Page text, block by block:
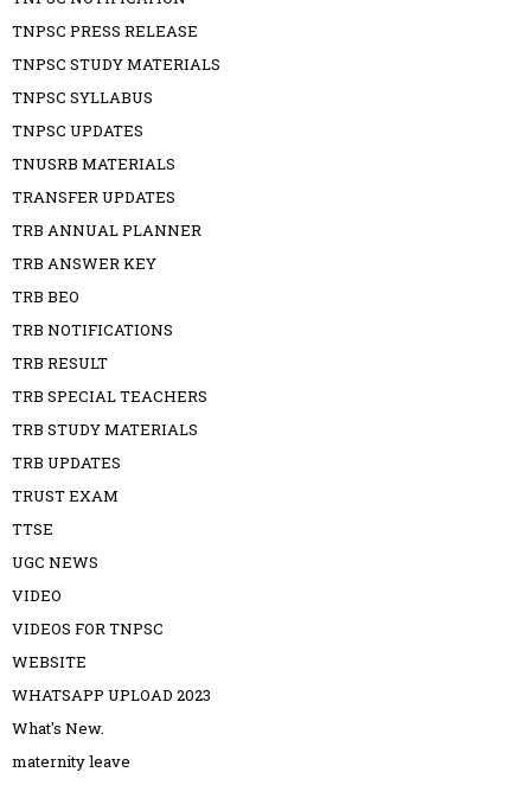
TNPSC PRESS RELEASE
TNPSC STUDY MATERIALS
TNPSC SYLLABUS
TNPSC UPDATES
TNUSRB MATERIALS
TRANSFER UPDATES
TRB ANNUAL PLANNER
TRB ANSWER KEY
TRB BEO
TRB NOTIFICATIONS
TRB RESULT
TRB SPECIAL TEACHERS
TRB STUDY MATERIALS
TRB UPDATES
TRUST EXAM
TTSE
UGC NEWS
VIDEO
VIDEOS FOR TNPSC
WEBSITE
WHATSAPP UPLOAD 2023
What's New.
maternity leave